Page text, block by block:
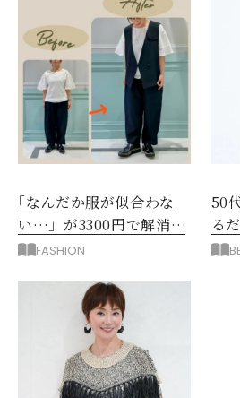
｢なんだか服が似合わな
い…」が3300円で解消！
阪神梅田のサービスが神
FASHION
50
る
す